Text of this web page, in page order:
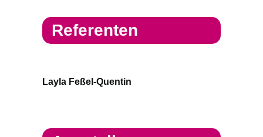
Referenten
Layla Feßel-Quentin